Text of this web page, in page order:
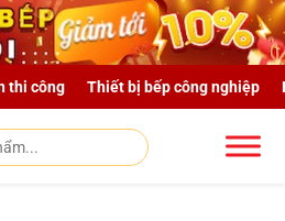
thi công Thiết bị bếp công nghiệp